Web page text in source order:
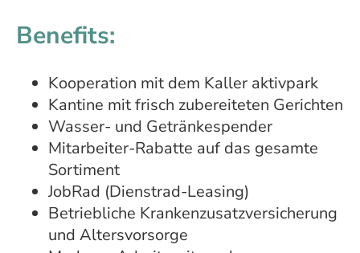
Benefits:
Kooperation mit dem Kaller aktivpark
Kantine mit frisch zubereiteten Gerichten
Wasser- und Getränkespender
Mitarbeiter-Rabatte auf das gesamte
Sortiment
JobRad (Dienstrad-Leasing)
Betriebliche Krankenzusatzversicherung
und Altersvorsorge